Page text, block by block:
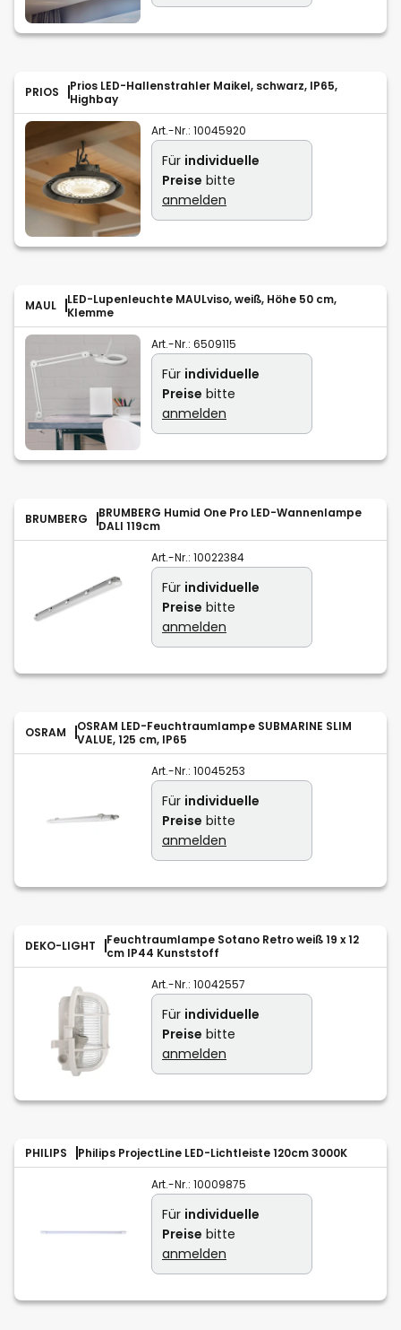
PRIOS
Prios LED-Hallenstrahler Maikel, schwarz, IP65,
Highbay
Art.-Nr.: 10045920
Für individuelle
Preise bitte
anmelden
MAUL
LED-Lupenleuchte MAULviso, weiß, Höhe 50 cm,
Klemme
Art.-Nr.: 6509115
Für individuelle
Preise bitte
anmelden
BRUMBERG
BRUMBERG Humid One Pro LED-Wannenlampe
DALI 119cm
Art.-Nr.: 10022384
Für individuelle
Preise bitte
anmelden
OSRAM
OSRAM LED-Feuchtraumlampe SUBMARINE SLIM
VALUE, 125 cm, IP65
Art.-Nr.: 10045253
Für individuelle
Preise bitte
anmelden
DEKO-LIGHT
Feuchtraumlampe Sotano Retro weiß 19 x 12
cm IP44 Kunststoff
Art.-Nr.: 10042557
Für individuelle
Preise bitte
anmelden
PHILIPS Philips ProjectLine LED-Lichtleiste 120cm 3000K
Art.-Nr.: 10009875
Für individuelle
Preise bitte
anmelden